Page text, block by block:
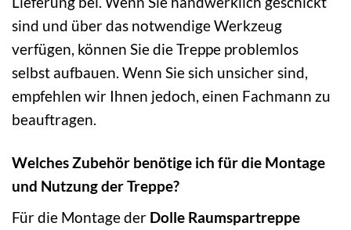
sind und über das notwendige Werkzeug
verfügen, können Sie die Treppe problemlos
selbst aufbauen. Wenn Sie sich unsicher sind,
empfehlen wir Ihnen jedoch, einen Fachmann zu
beauftragen.
Welches Zubehör benötige ich für die Montage
und Nutzung der Treppe?
Für die Montage der Dolle Raumspartreppe